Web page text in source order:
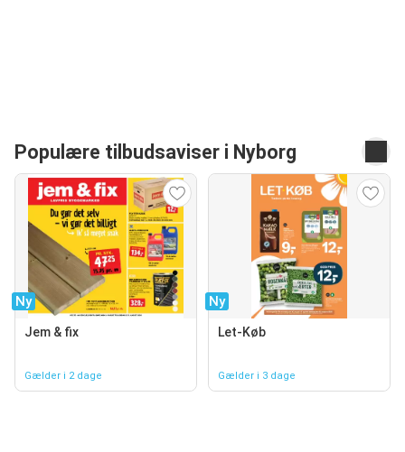
Populære tilbudsaviser i Nyborg
Ny
Jem & fix
Gælder i 2 dage
Ny
Let-Køb
Gælder i 3 dage